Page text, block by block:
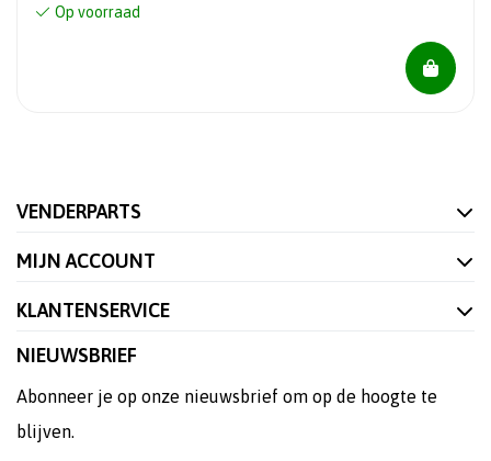
Op voorraad
VENDERPARTS
MIJN ACCOUNT
KLANTENSERVICE
NIEUWSBRIEF
Abonneer je op onze nieuwsbrief om op de hoogte te
blijven.